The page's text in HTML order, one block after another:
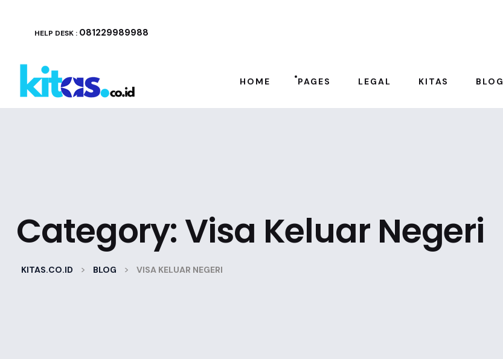
HELP DESK : 081229989988
HOME PAGES LEGAL KITAS BLOG
Category:Visa Keluar Negeri
KITAS.CO.ID > BLOG > VISA KELUAR NEGERI